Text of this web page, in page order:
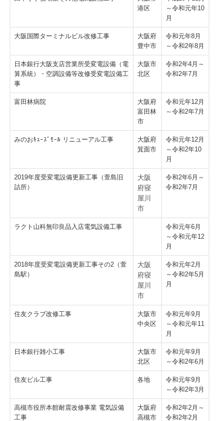
港区
～令和元年10
月
大阪国際ターミナルビル改修工事
大阪府
豊中市
令和元年8月
～令和2年8月
日本銀行大阪支店営業所受変電設備（電
算系統）・空調設備等改修受変電設備工
事
大阪市
北区
令和2年4月～
令和2年7月
富田林病院
大阪府
富田林
市
令和元年12月
～令和2年7月
みのおｷｭｰｽﾞﾓｰﾙ リニューアル工事
大阪府
箕面市
令和元年12月
～令和2年10
月
2019年度受変電設備更新工事（萱島旧
詰所）
大阪
府寝
屋川
市
令和2年6月～
令和2年7月
ラクト山科無印良品入店電気設備工事
令和元年6月
～令和元年12
月
2018年度受変電設備更新工事その2（萱
島駅）
大阪
府寝
屋川
市
令和元年2月
～令和2年5月
月
住友クラブ改修工事
大阪市
中央区
令和元年9月
～令和元年11
月
日本銀行雑小工事
大阪市
北区
令和元年9月
～令和2年6月
住友ビル工事 各地
令和元年9月
～令和2年3月
高槻市役所本館耐震改修事業 電気設備
工事
大阪府
高槻市
令和2年2月～
令和2年2月